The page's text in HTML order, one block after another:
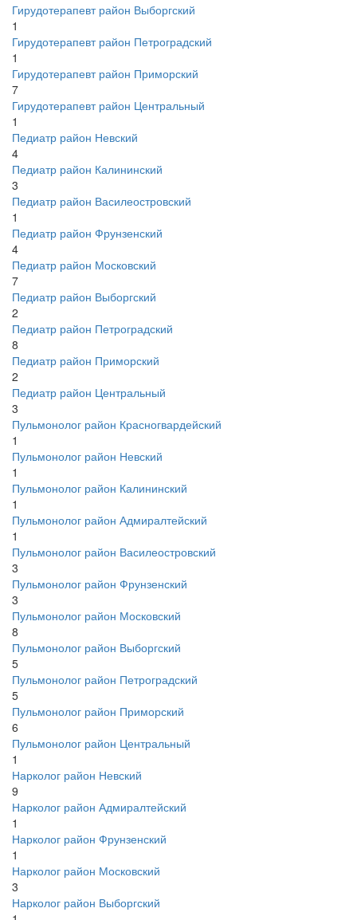
Гирудотерапевт район Выборгский
1
Гирудотерапевт район Петроградский
1
Гирудотерапевт район Приморский
7
Гирудотерапевт район Центральный
1
Педиатр район Невский
4
Педиатр район Калининский
3
Педиатр район Василеостровский
1
Педиатр район Фрунзенский
4
Педиатр район Московский
7
Педиатр район Выборгский
2
Педиатр район Петроградский
8
Педиатр район Приморский
2
Педиатр район Центральный
3
Пульмонолог район Красногвардейский
1
Пульмонолог район Невский
1
Пульмонолог район Калининский
1
Пульмонолог район Адмиралтейский
1
Пульмонолог район Василеостровский
3
Пульмонолог район Фрунзенский
3
Пульмонолог район Московский
8
Пульмонолог район Выборгский
5
Пульмонолог район Петроградский
5
Пульмонолог район Приморский
6
Пульмонолог район Центральный
1
Нарколог район Невский
9
Нарколог район Адмиралтейский
1
Нарколог район Фрунзенский
1
Нарколог район Московский
3
Нарколог район Выборгский